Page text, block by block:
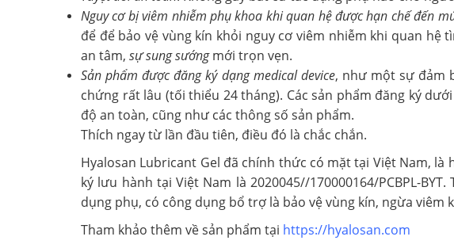
Nguy cơ bị viêm nhiễm phụ khoa khi quan hệ được hạn chế đến
để để bảo vệ vùng kín khỏi nguy cơ viêm nhiễm khi quan
an tâm, sự sung sướngmới trọn vẹn.
Sản phẩm được đăng ký dạng medical device, như một sự đảm
chứng rất lâu (tối thiểu 24 tháng). Các sản phẩm đăng ký
độ an toàn, cũng như các thông số sản phẩm.
Thích ngay từ lần đầu tiên, điều đó là chắc chắn.
Hyalosan Lubricant Gel đã chính thức có mặt tại Việt Nam,
ký lưu hành tại Việt Nam là 2020045//170000164/PCBPL-
dụng phụ, có công dụng bổ trợ là bảo vệ vùng kín, ngừa viêm
Tham khảo thêm về sản phẩm tại https://hyalosan.com